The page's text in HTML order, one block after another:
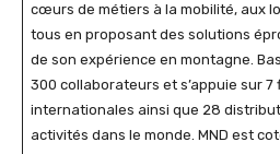
cœurs de métiers à la mobilité, aux
tous en proposant des solutions
de son expérience en montagne.
300 collaborateurs et s’appuie sur
internationales ainsi que 28
activités dans le monde. MND est